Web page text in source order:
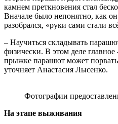
камнем преткновения стал
Вначале было непонятно, как он
разобрался, «руки сами стали
– Научиться складывать
физически. В этом деле
прыжке парашют может
уточняет Анастасия Лысенко.
Фотографии
На этапе выживания